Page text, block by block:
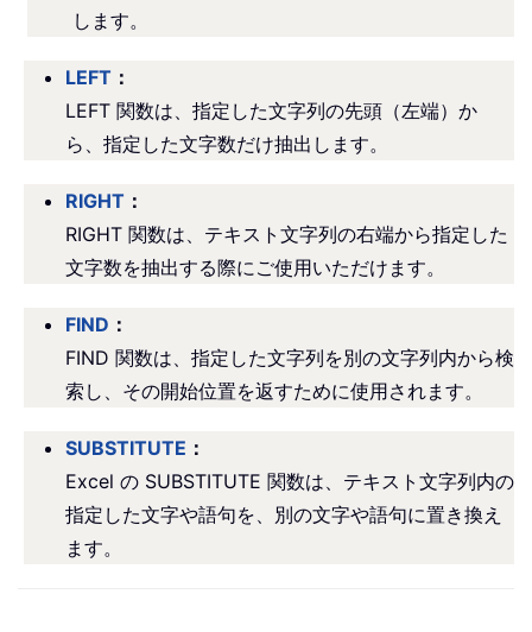
します。
LEFT ：
LEFT 関数は、指定した文字列の先頭（左端）か
ら、指定した文字数だけ抽出します。
RIGHT ：
RIGHT 関数は、テキスト文字列の右端から指定した
文字数を抽出する際にご使用いただけます。
FIND ：
FIND 関数は、指定した文字列を別の文字列内から検
索し、その開始位置を返すために使用されます。
SUBSTITUTE ：
Excel の SUBSTITUTE 関数は、テキスト文字列内の
指定した文字や語句を、別の文字や語句に置き換え
ます。